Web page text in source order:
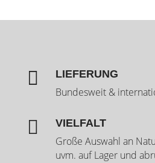
 LIEFERUNG
Bundesweit &
 VIELFALT
Große Auswahl an
uvm. auf Lager und